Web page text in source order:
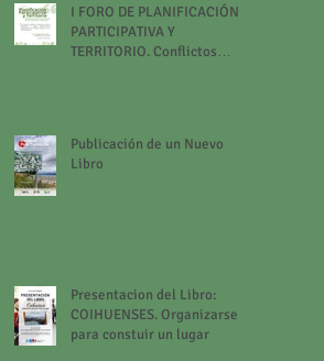
I FORO DE PLANIFICACIÓN
PARTICIPATIVA Y
TERRITORIO. Conflictos
Publicación de un Nuevo
Libro
Presentacion del Libro:
COIHUENSES. Organizarse
para constuir un lugar